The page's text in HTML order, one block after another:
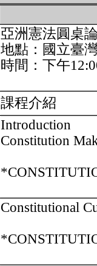
亞洲憲法圓桌
地點：國立臺
時間：下午
課程介紹
Introduction
Constitution
Constitutional